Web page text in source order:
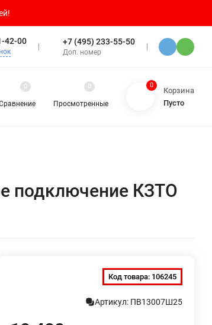
42-00 +7 (495) 233-55-50
Доп. номер
0
Просмотренные
0 0
Корзина
Пусто
подключение КЗТО
Код товара: 106245
Артикул: ПВ13007Ш25